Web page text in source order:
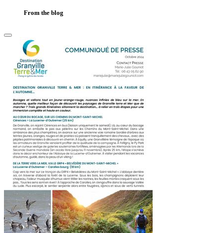
From the blog